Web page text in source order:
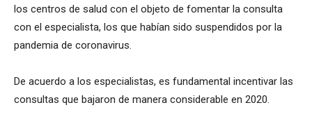
los centros de salud con el objeto de fomentar la consulta
con el especialista, los que habían sido suspendidos por la
pandemia de coronavirus.
De acuerdo a los especialistas, es fundamental incentivar las
consultas que bajaron de manera considerable en 2020.